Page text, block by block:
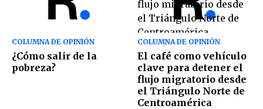
COLUMNA DE OPINIÓN
¿Cómo salir de la
pobreza?
COLUMNA DE OPINIÓN
El café como vehículo
clave para detener el
flujo migratorio desde
el Triángulo Norte de
Centroamérica